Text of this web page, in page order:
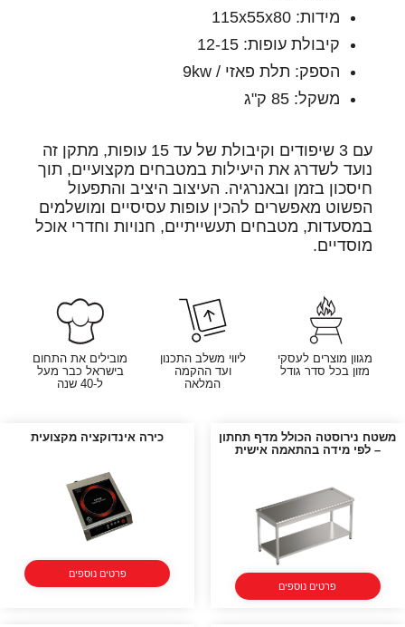
מידות: 115x55x80
קיבולת עופות: 12-15
הספק: תלת פאזי / 9kw
משקל: 85 ק"ג
עם 3 שיפודים וקיבולת של עד 15 עופות, מתקן זה
נועד לשדרג את היעילות במטבחים מקצועיים, תוך
חיסכון בזמן ובאנרגיה. העיצוב היציב והתפעול
הפשוט מאפשרים להכין עופות עסיסיים ומושלמים
במסעדות, מטבחים תעשייתיים, חנויות וחדרי אוכל
מוסדיים.
מגוון מוצרים לעסקי
מזון בכל סדר גודל
ליווי משלב התכנון
ועד ההקמה
המלאה
מובילים את התחום
בישראל כבר מעל
ל-40 שנה
משטח נירוסטה הכולל מדף תחתון
– לפי מידה בהתאמה אישית
פרטים נוספים
כירה אינדוקציה מקצועית
פרטים נוספים